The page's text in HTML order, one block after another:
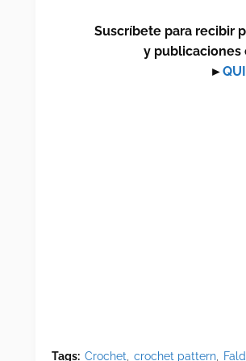
Suscríbete para recibir
y publicaciones
►
Tags: Crochet crochet pattern